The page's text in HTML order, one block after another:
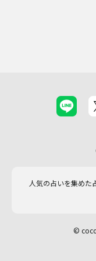
人気の占いを集めた
©